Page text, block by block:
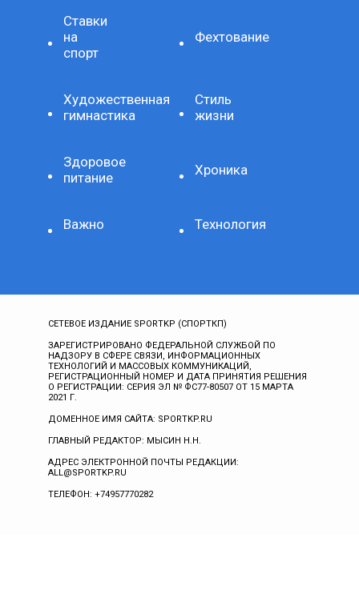
Ставки
на
спорт
Фехтование
Художественная
гимнастика
Стиль
жизни
Здоровое
питание
Хроника
Важно Технология
СЕТЕВОЕ ИЗДАНИЕ SPORTKP (СПОРТКП)
ЗАРЕГИСТРИРОВАНО ФЕДЕРАЛЬНОЙ СЛУЖБОЙ ПО
НАДЗОРУ В СФЕРЕ СВЯЗИ, ИНФОРМАЦИОННЫХ
ТЕХНОЛОГИЙ И МАССОВЫХ КОММУНИКАЦИЙ,
РЕГИСТРАЦИОННЫЙ НОМЕР И ДАТА ПРИНЯТИЯ РЕШЕНИЯ
О РЕГИСТРАЦИИ: СЕРИЯ ЭЛ № ФС77-80507 ОТ 15 МАРТА
2021 Г.
ДОМЕННОЕ ИМЯ САЙТА: SPORTKP.RU
ГЛАВНЫЙ РЕДАКТОР: МЫСИН Н.Н.
АДРЕС ЭЛЕКТРОННОЙ ПОЧТЫ РЕДАКЦИИ:
ALL@SPORTKP.RU
ТЕЛЕФОН: +74957770282